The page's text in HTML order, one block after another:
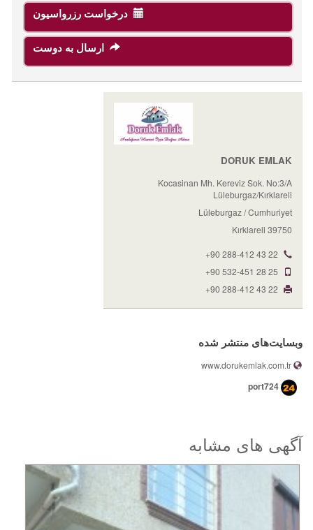
درخواست رزرواسیون
ارسال به دوست
DORUK EMLAK
Kocasinan Mh. Kereviz Sok. No:3/A
Lüleburgaz/Kırklareli
Lüleburgaz / Cumhuriyet
39750 Kırklareli
+90 288-412 43 22
+90 532-451 28 25
+90 288-412 43 22
وبسایت‌های منتشر شده
port724
آگهی های مشابه